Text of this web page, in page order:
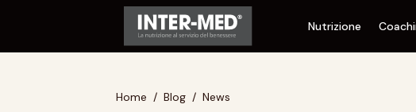
Nutrizione
Home Blog News